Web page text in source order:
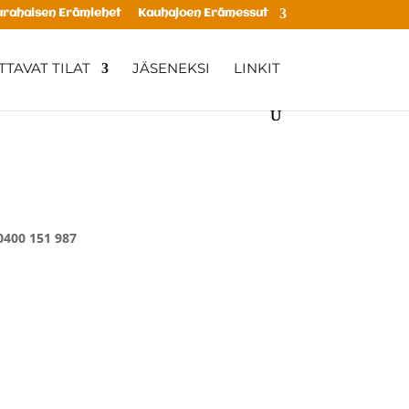
Erämiehet Kauhajoen Erämessut
TILAT JÄSENEKSI LINKIT
151 987